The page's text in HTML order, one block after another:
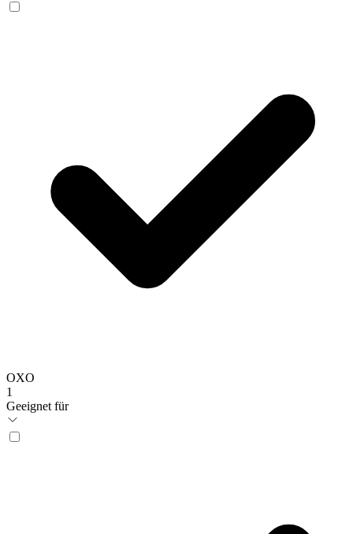
OXO
1
Geeignet für